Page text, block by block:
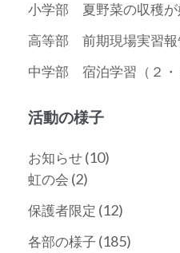
小学部 夏野菜の収穫が
高等部 前期現場実習報
中学部 宿泊学習（２・
活動の様子
お知らせ(10)
虹の会 (2)
保護者限定 (12)
各部の様子 (185)